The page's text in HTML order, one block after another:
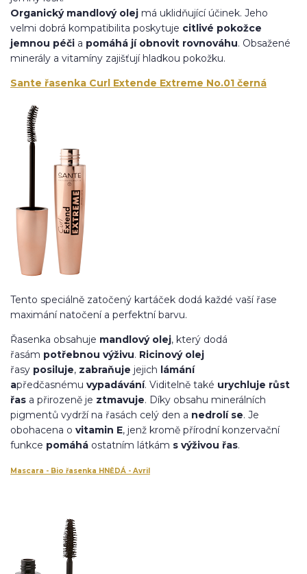
Organický mandlový olej má uklidňující účinek. Jeho
velmi dobrá kompatibilita poskytuje citlivé pokožce
jemnou péči a pomáhá jí obnovit rovnováhu. Obsažené
minerály a vitamíny zajišťují hladkou pokožku.
Sante řasenka Curl Extende Extreme No.01 černá
Tento speciálně zatočený kartáček dodá každé vaší řase
maximání natočení a perfektní barvu.
Řasenka obsahuje mandlový olej, který dodá
řasám potřebnou výživu. Ricinový olej
řasy posiluje, zabraňuje jejich lámání
apředčasnému vypadávání. Viditelně také urychluje růst
řas a přirozeně je ztmavuje. Díky obsahu minerálních
pigmentů vydrží na řasách celý den a nedrolí se. Je
obohacena o vitamin E, jenž kromě přírodní konzervační
funkce pomáhá ostatním látkám s výživou řas.
Mascara - Bio řasenka HNĚDÁ - Avril